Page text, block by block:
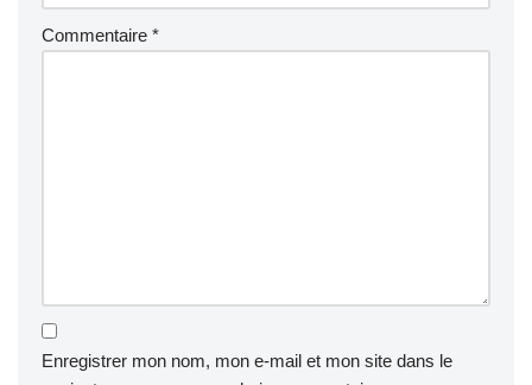
Commentaire *
Enregistrer mon nom, mon e-mail et mon site dans le